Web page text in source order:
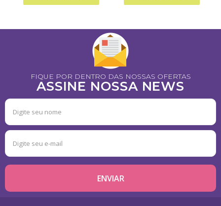
FIQUE POR DENTRO DAS NOSSAS OFERTAS
ASSINE NOSSA NEWS